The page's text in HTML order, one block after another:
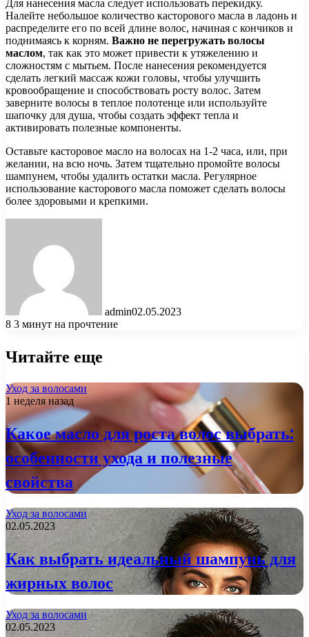
Для нанесения масла следует использовать перекидку.
Налейте небольшое количество касторового масла в ладонь и
распределите его по всей длине волос, начиная с кончиков и
поднимаясь к корням. Важно не перегружать волосы
маслом, так как это может привести к утяжелению и
сложностям с мытьем. После нанесения рекомендуется
сделать легкий массаж кожи головы, чтобы улучшить
кровообращение и способствовать росту волос. Затем
заверните волосы в теплое полотенце или используйте
шапочку для душа, чтобы создать эффект тепла и
активировать полезные компоненты.
Оставьте касторовое масло на волосах на 1-2 часа, или, при
желании, на всю ночь. Затем тщательно промойте волосы
шампунем, чтобы удалить остатки масла. Регулярное
использование касторового масла поможет сделать волосы
более здоровыми и крепкими.
admin02.05.2023
8 3 минут на прочтение
Читайте еще
Уход за волосами
1 неделя назад
Какое масло для роста волос выбрать:
особенности ухода и полезные
свойства
Уход за волосами
02.05.2023
Как выбрать идеальный шампунь для
жирных волос
Уход за волосами
02.05.2023